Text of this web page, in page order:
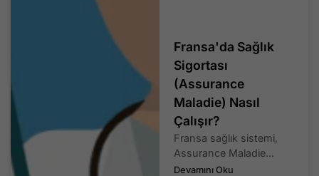
Fransa'da Sağlık
Sigortası
(Assurance
Maladie) Nasıl
Çalışır?
Fransa sağlık sistemi,
Assurance Maladie...
Devamını Oku